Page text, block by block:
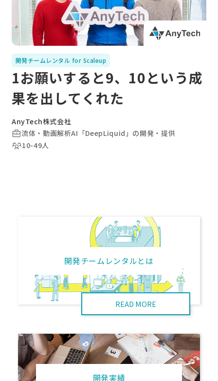
開発チームレンタル for Scaleup
1お願いすると9、10という成
果を出してくれた
AnyTech株式会社
流体・動画解析AI「DeepLiquid」の開発・提供
10-49人
開発チームレンタルとは
READ MORE
開発実績